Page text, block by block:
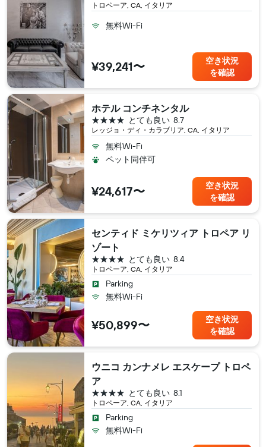
トロペーア, CA, イタリア
無料Wi-Fi
¥39,241〜
空き状況
を確認
ホテル コンチネンタル
レッジョ・ディ・カラブリア, CA, イタリア
8.7
とても良い
4つ星
無料Wi-Fi
ペット同伴可
¥24,617〜
空き状況
を確認
センティド ミケリツィア トロペア リ
ゾート
トロペーア, CA, イタリア
8.4
とても良い
4つ星
Parking
無料Wi-Fi
¥50,899〜
空き状況
を確認
ウニコ カンナメレ エスケープ トロペ
ア
トロペーア, CA, イタリア
8.1
とても良い
4つ星
Parking
無料Wi-Fi